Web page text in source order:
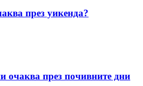
през уикенда?
очаква през почивните дни